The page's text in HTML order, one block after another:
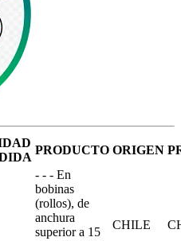
PRODUCTO ORIGEN
- - - En
bobinas
(rollos), de
anchura
superior a 15
CHILE